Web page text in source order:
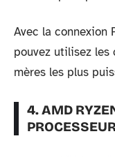
Avec la connexion
pouvez utilisez
mères les plus
4. AMD